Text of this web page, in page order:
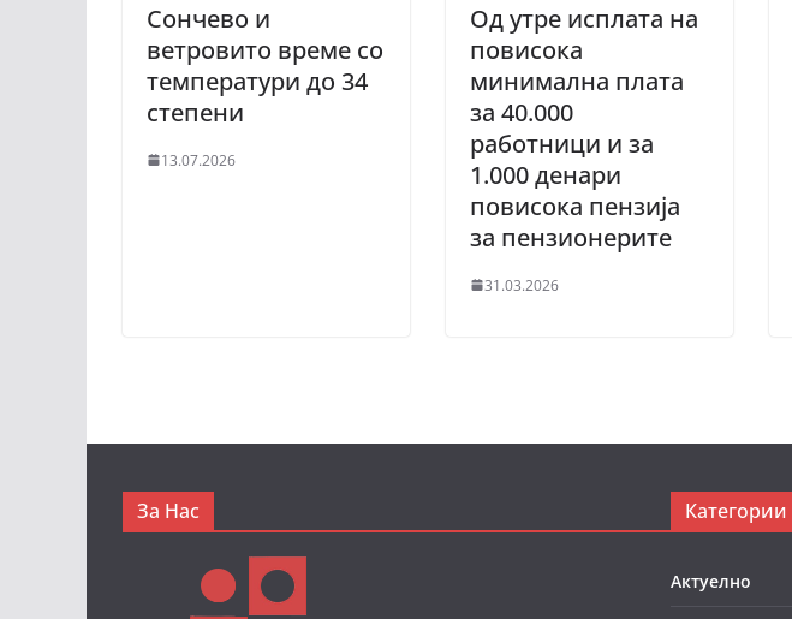
Сончево и
ветровито време со
температури до 34
степени
13.07.2026
Од утре исплата на
повисока
минимална плата
за 40.000
работници и за
1.000 денари
повисока пензија
за пензионерите
31.03.2026
За Нас Категории
Актуелно